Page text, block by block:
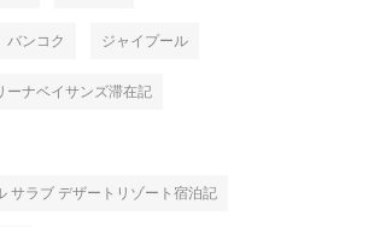
バンコク ジャイプール
ーナベイサンズ滞在記
サラブ デザートリゾート宿泊記